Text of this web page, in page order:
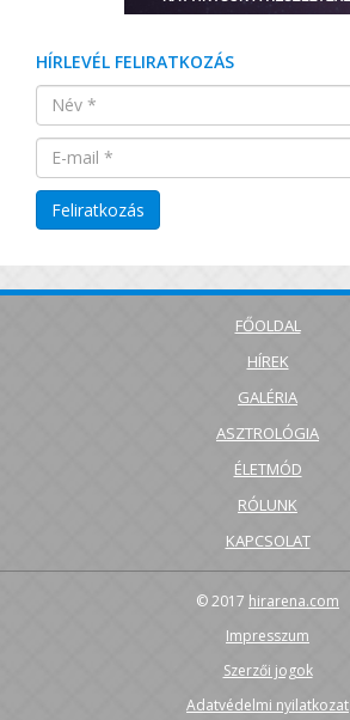
HÍRLEVÉL FELIRATKOZÁS
FŐOLDAL
HÍREK
GALÉRIA
ASZTROLÓGIA
ÉLETMÓD
RÓLUNK
KAPCSOLAT
© 2017 hirarena.com
Impresszum
Szerzői jogok
Adatvédelmi nyilatkozat